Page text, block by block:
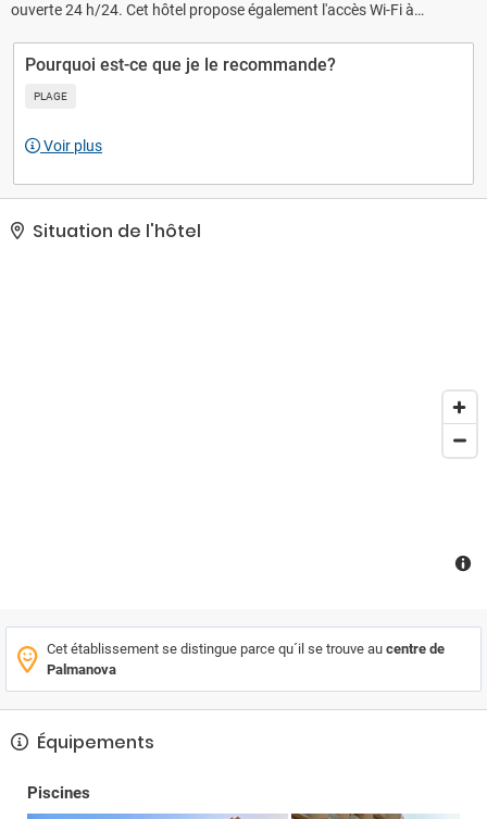
ouverte 24 h/24. Cet hôtel propose également l'accès Wi-Fi à
touristiques ou l'achat de billets et un distributeur automatique de
boissons et d'en-cas.. Les équipements et services proposés
incluent un service d'arrivée express, une réception ouverte 24
est disponible dans l'enceinte de l'hébergement..
Pourquoi est-ce que je le recommande?
PLAGE
Voir plus
Situation de l'hôtel
Cet établissement se distingue parce qu´il se trouve au centre de
Palmanova
Équipements
Piscines